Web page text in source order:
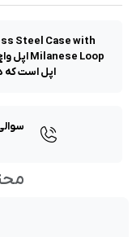
Steel Case with
اپل است که در